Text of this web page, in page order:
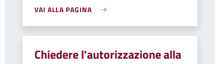
VAI ALLA PAGINA
Chiedere l'autorizzazione alla